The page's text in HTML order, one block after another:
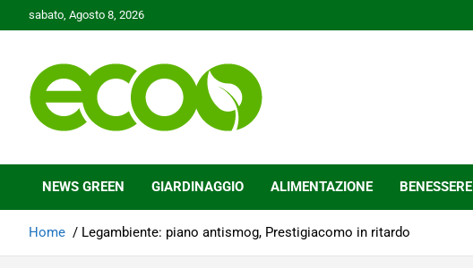
to
sabato, Agosto 8, 2026
Ecoo.it
NEWS GREEN GIARDINAGGIO ALIMENTAZIONE BENESSERE
Home Legambiente: piano antismog, Prestigiacomo in ritardo